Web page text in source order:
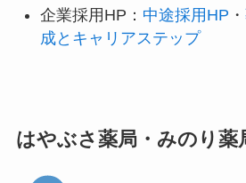
企業採用HP： 中途採用HP ・
成とキャリアステップ
はやぶさ薬局・みのり薬